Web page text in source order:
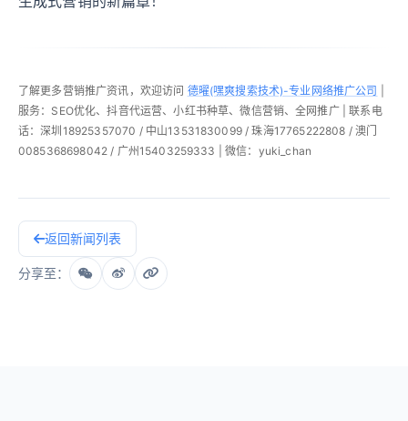
了解更多营销推广资讯，欢迎访问 德曜(嘿爽搜索技术)-专业网络推广公司
服务：SEO优化、抖音代运营、小红书种草、微信营销、全网推广 | 联系电
话：深圳18925357070 / 中山13531830099 / 珠海17765222808 / 澳门
0085368698042 / 广州15403259333 | 微信：yuki_chan
返回新闻列表
分享至：